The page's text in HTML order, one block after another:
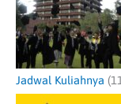
Jadwal Kuliahnya